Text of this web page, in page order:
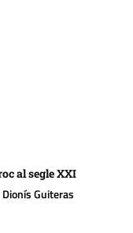
al segle XXI
Dionís Guiteras